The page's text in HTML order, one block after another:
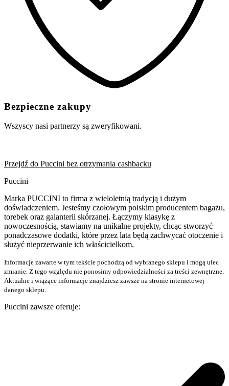
Bezpieczne zakupy
Wszyscy nasi partnerzy są zweryfikowani.
Przejdź do Puccini bez otrzymania cashbacku
Puccini
Marka PUCCINI to firma z wieloletnią tradycją i dużym
doświadczeniem. Jesteśmy czołowym polskim producentem bagażu,
torebek oraz galanterii skórzanej. Łączymy klasykę z
nowoczesnością, stawiamy na unikalne projekty, chcąc stworzyć
ponadczasowe dodatki, które przez lata będą zachwycać otoczenie i
służyć nieprzerwanie ich właścicielkom.
Informacje zawarte w tym tekście pochodzą od wybranego sklepu i mogą ulec
zmianie. Z tego względu nie ponosimy odpowiedzialności za treści zewnętrzne.
Aktualne i wiążące informacje znajdziesz zawsze na stronie internetowej
danego sklepu.
Puccini zawsze oferuje: